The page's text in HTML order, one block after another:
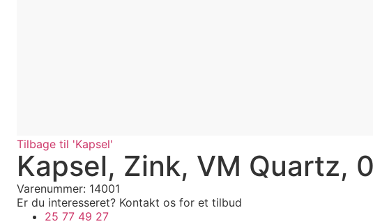
Tilbage til 'Kapsel'
Kapsel, Zink, VM Quartz,
Varenummer: 14001
Er du interesseret? Kontakt os for et tilbud
25 77 49 27